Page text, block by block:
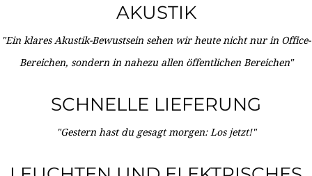
AKUSTIK
"Ein klares Akustik-Bewustsein sehen wir heute nicht nur in Office-
Bereichen, sondern in nahezu allen öffentlichen Bereichen"
SCHNELLE LIEFERUNG
"Gestern hast du gesagt morgen: Los jetzt!"